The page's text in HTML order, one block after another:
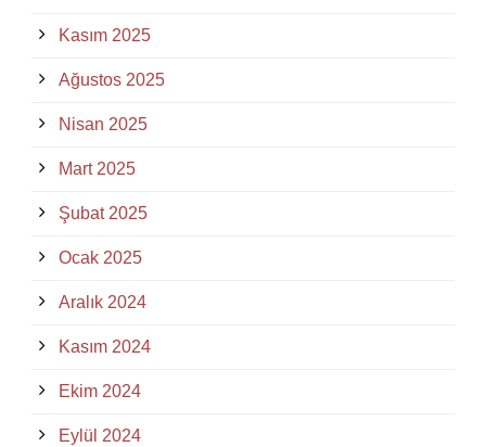
Kasım 2025
Ağustos 2025
Nisan 2025
Mart 2025
Şubat 2025
Ocak 2025
Aralık 2024
Kasım 2024
Ekim 2024
Eylül 2024